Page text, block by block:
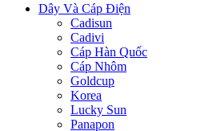
Dây Và Cáp Điện
Cadisun
Cadivi
Cáp Hàn Quốc
Cáp Nhôm
Goldcup
Korea
Lucky Sun
Panapon